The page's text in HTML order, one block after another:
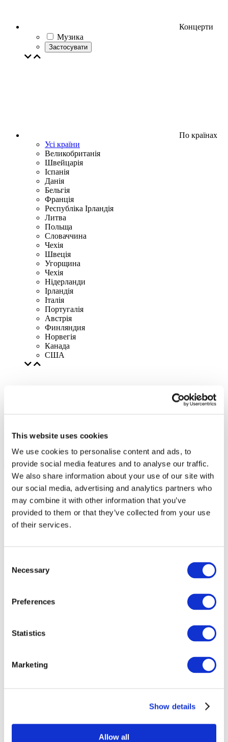
This website uses cookies
We use cookies to personalise content and ads, to
provide social media features and to analyse our traffic.
We also share information about your use of our site with
our social media, advertising and analytics partners who
may combine it with other information that you’ve
provided to them or that they’ve collected from your use
of their services.
Selection
Necessary
Preferences
Statistics
Marketing
Show details
Allow all
Концерти
Музика
Застосувати
По країнах
Усі країни
Великобританія
Швейцарія
Іспанія
Данія
Бельгія
Франція
Республіка Ірландія
Литва
Польща
Словаччина
Чехія
Швецiя
Угорщина
Чехія
Нідерланди
Iрландія
Iталiя
Португалія
Австрія
Финляндия
Норвегія
Канада
США
Всі заходи
Концерти